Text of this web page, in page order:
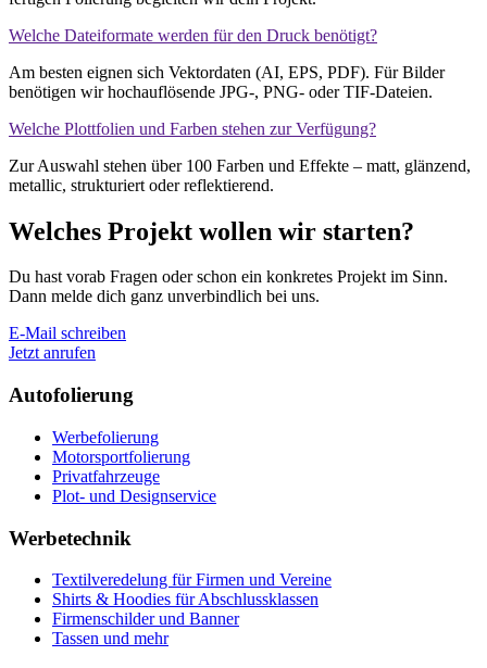
Welche Dateiformate werden für den Druck benötigt?
Am besten eignen sich Vektordaten (AI, EPS, PDF). Für Bilder
benötigen wir hochauflösende JPG-, PNG- oder TIF-Dateien.
Welche Plottfolien und Farben stehen zur Verfügung?
Zur Auswahl stehen über 100 Farben und Effekte – matt, glänzend,
metallic, strukturiert oder reflektierend.
Welches Projekt wollen wir starten?
Du hast vorab Fragen oder schon ein konkretes Projekt im Sinn.
Dann melde dich ganz unverbindlich bei uns.
E-Mail schreiben
Jetzt anrufen
Autofolierung
Werbefolierung
Motorsportfolierung
Privatfahrzeuge
Plot- und Designservice
Werbetechnik
Textilveredelung für Firmen und Vereine
Shirts & Hoodies für Abschlussklassen
Firmenschilder und Banner
Tassen und mehr